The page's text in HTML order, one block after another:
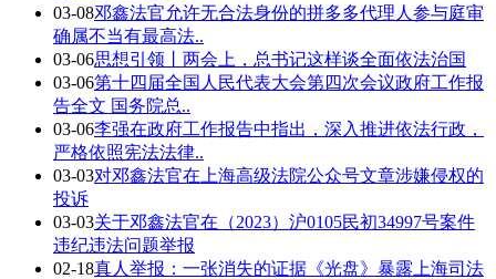
03-08邓鑫法官允许无合法身份的拼多多代理人参与庭审
确属不当有最高法..
03-06思想引领丨两会上，总书记这样谈全面依法治国
03-06第十四届全国人民代表大会第四次会议政府工作报
告全文 国务院总..
03-06李强在政府工作报告中指出，深入推进依法行政，
严格依照宪法法律..
03-03对邓鑫法官在上海高级法院公众号文章涉嫌侵权的
投诉
03-03关于邓鑫法官在（2023）沪0105民初34997号案件
违纪违法问题举报
02-18真人举报：一张消失的证据《光盘》暴露上海司法